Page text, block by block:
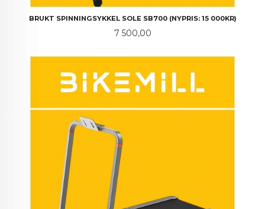
BRUKT SPINNINGSYKKEL SOLE SB700 (NYPRIS: 15 000KR)
Pris
7 500,00